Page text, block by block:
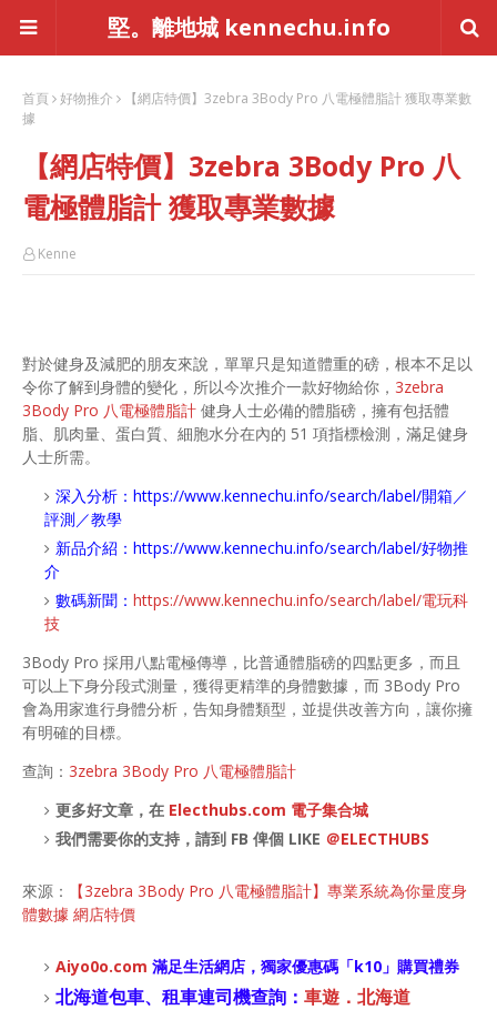
堅。離地城 kennechu.info
首頁 好物推介
【網店特價】3zebra 3Body Pro 八電極體脂計 獲取專業數
據
【網店特價】3zebra 3Body Pro 八
電極體脂計 獲取專業數據
Kenne
對於健身及減肥的朋友來說，單單只是知道體重的磅，根本不足以
令你了解到身體的變化，所以今次推介一款好物給你， 3zebra
3Body Pro 八電極體脂計 健身人士必備的體脂磅，擁有包括體
脂、肌肉量、蛋白質、細胞水分在內的 51 項指標檢測，滿足健身
人士所需。
深入分析： https://www.kennechu.info/search/label/開箱／
評測／教學
新品介紹： https://www.kennechu.info/search/label/好物推
介
數碼新聞： https://www.kennechu.info/search/label/電玩科
技
3Body Pro 採用八點電極傳導，比普通體脂磅的四點更多，而且
可以上下身分段式測量，獲得更精準的身體數據，而 3Body Pro
會為用家進行身體分析，告知身體類型，並提供改善方向，讓你擁
有明確的目標。
查詢： 3zebra 3Body Pro 八電極體脂計
更多好文章，在 Electhubs.com 電子集合城
我們需要你的支持，請到 FB 俾個 LIKE ＠ELECTHUBS
來源：
【3zebra 3Body Pro 八電極體脂計】專業系統為你量度身
體數據 網店特價
Aiyo0o.com 滿足生活網店， 獨家優惠碼「k10 」購買禮券
北海道包車、租車連司機查詢： 車遊．北海道